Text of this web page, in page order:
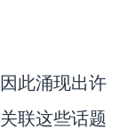
此涌现出许
联这些话题